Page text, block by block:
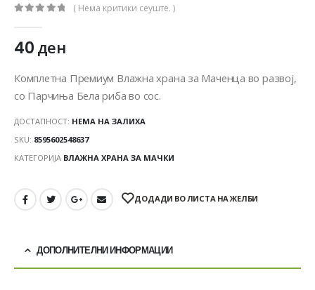
( Нема критики сеуште. )
40ден
Комплетна Премиум Влажна храна за Маченца во развој,
со Парчиња Бела риба во сос.
ДОСТАПНОСТ: НЕМА НА ЗАЛИХА
SKU: 8595602548637
КАТЕГОРИЈА ВЛАЖНА ХРАНА ЗА МАЧКИ
ДОДАДИ ВО ЛИСТА НА ЖЕЛБИ
ДОПОЛНИТЕЛНИ ИНФОРМАЦИИ